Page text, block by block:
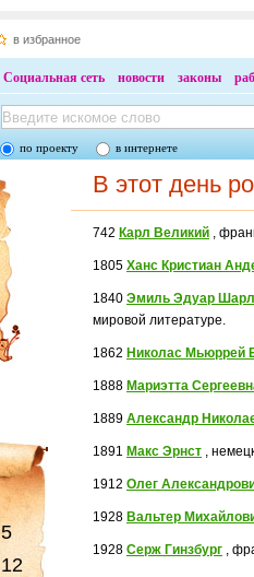
в избранное
Социальная сеть новости законы
по проекту в интернете
5
12
В этот день
742 Карл Великий ,
1805Ханс Кристиан
1840Эмиль Эдуар
мировой литературе.
1862 Николас Мьюррей
1888 Мариэтта
1889Александр
1891 Макс Эрнст ,
1912Олег
1928 Вальтер
1928Серж Гинзбург ,